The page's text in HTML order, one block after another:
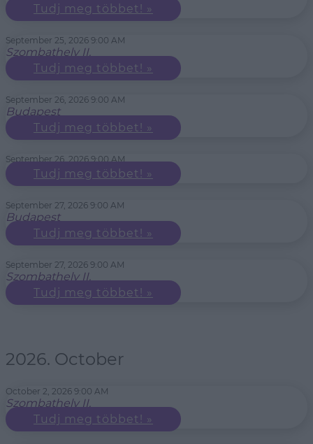
Tudj meg többet! »
September 25, 2026 9:00 AM
Szombathely II.
Tudj meg többet! »
September 26, 2026 9:00 AM
Budapest
Tudj meg többet! »
September 26, 2026 9:00 AM
Tudj meg többet! »
September 27, 2026 9:00 AM
Budapest
Tudj meg többet! »
September 27, 2026 9:00 AM
Szombathely II.
Tudj meg többet! »
2026. October
October 2, 2026 9:00 AM
Szombathely II.
Tudj meg többet! »